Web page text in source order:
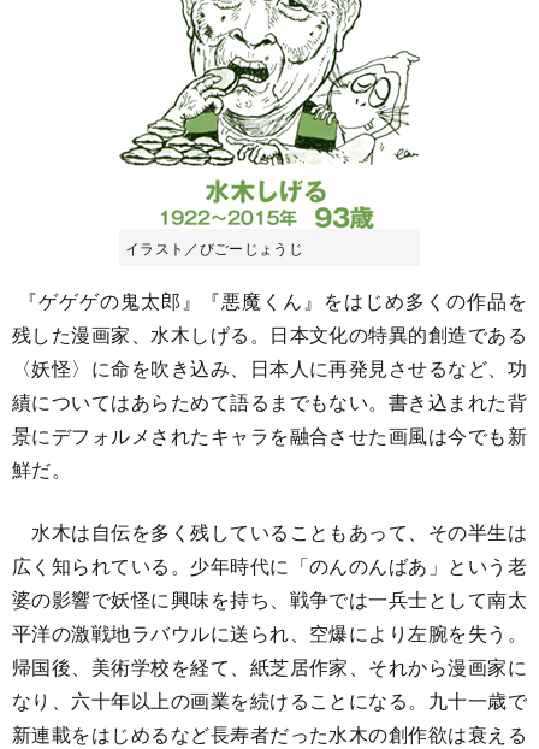
イラスト／びごーじょうじ
『ゲゲゲの鬼太郎』『悪魔くん』をはじめ多くの作品を
残した漫画家、水木しげる。日本文化の特異的創造である
〈妖怪〉に命を吹き込み、日本人に再発見させるなど、功
績についてはあらためて語るまでもない。書き込まれた背
景にデフォルメされたキャラを融合させた画風は今でも新
鮮だ。
水木は自伝を多く残していることもあって、その半生は
広く知られている。少年時代に「のんのんばあ」という老
婆の影響で妖怪に興味を持ち、戦争では一兵士として南太
平洋の激戦地ラバウルに送られ、空爆により左腕を失う。
帰国後、美術学校を経て、紙芝居作家、それから漫画家に
なり、六十年以上の画業を続けることになる。九十一歳で
新連載をはじめるなど長寿者だった水木の創作欲は衰える